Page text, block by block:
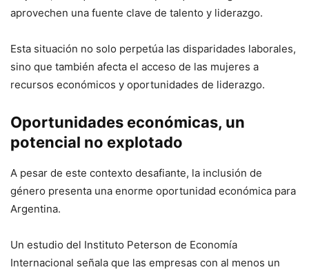
aprovechen una fuente clave de talento y liderazgo.
Esta situación no solo perpetúa las disparidades laborales,
sino que también afecta el acceso de las mujeres a
recursos económicos y oportunidades de liderazgo.
Oportunidades económicas, un
potencial no explotado
A pesar de este contexto desafiante, la inclusión de
género presenta una enorme oportunidad económica para
Argentina.
Un estudio del Instituto Peterson de Economía
Internacional señala que las empresas con al menos un